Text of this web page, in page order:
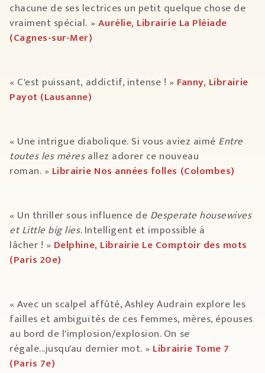
chacune de ses lectrices un petit quelque chose de
vraiment spécial. »Aurélie, Librairie La Pléiade
(Cagnes-sur-Mer)
« C'est puissant, addictif, intense ! » Fanny, Librairie
Payot (Lausanne)
« Une intrigue diabolique. Si vous aviez aimé Entre
toutes les mèresallez adorer ce nouveau
roman. » Librairie Nos années folles (Colombes)
« Un thriller sous influence de Desperate housewives
et Little big lies. Intelligent et impossible à
lâcher ! » Delphine, Librairie Le Comptoir des mots
(Paris 20e)
« Avec un scalpel affûté, Ashley Audrain explore les
failles et ambiguïtés de ces femmes, mères, épouses
au bord de l'implosion/explosion. On se
régale...jusqu'au dernier mot. » Librairie Tome 7
(Paris 7e)